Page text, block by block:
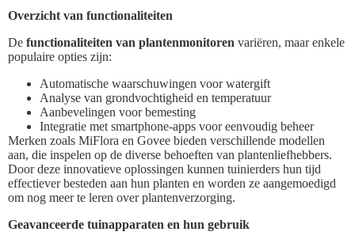
Overzicht van functionaliteiten
De functionaliteiten van plantenmonitoren variëren, maar enkele
populaire opties zijn:
Automatische waarschuwingen voor watergift
Analyse van grondvochtigheid en temperatuur
Aanbevelingen voor bemesting
Integratie met smartphone-apps voor eenvoudig beheer
Merken zoals MiFlora en Govee bieden verschillende modellen
aan, die inspelen op de diverse behoeften van plantenliefhebbers.
Door deze innovatieve oplossingen kunnen tuinierders hun tijd
effectiever besteden aan hun planten en worden ze aangemoedigd
om nog meer te leren over plantenverzorging.
Geavanceerde tuinapparaten en hun gebruik